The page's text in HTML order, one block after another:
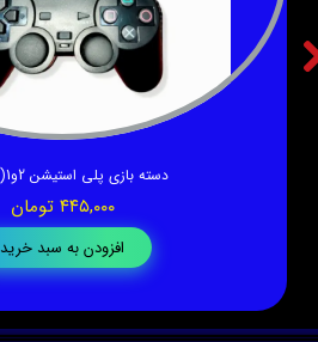
دسته بازی پلی استیشن 2و1(استوک)
۴۴۵,۰۰۰ تومان
افزودن به سبد خرید